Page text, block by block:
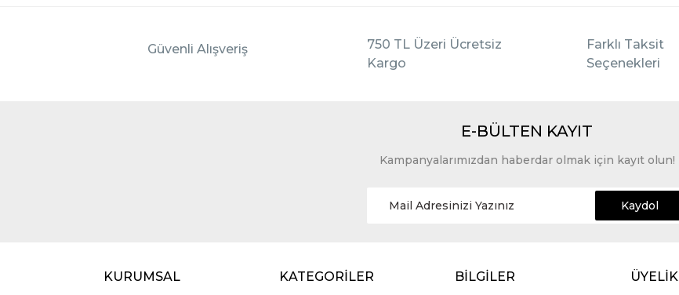
Güvenli Alışveriş
750 TL Üzeri Ücretsiz
Kargo
Farklı Taksit
Seçenekleri
E-BÜLTEN KAYIT
Kampanyalarımızdan haberdar olmak için kayıt olun!
Kaydol
KURUMSAL KATEGORİLER BİLGİLER ÜYELİK